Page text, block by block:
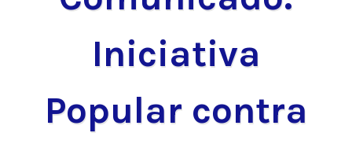
Iniciativa
Popular contra